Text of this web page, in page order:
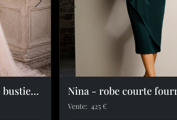
Image suivante
Agathe — robe de soirée bustier dentelle tulle strass
Image précédente
Vente: 425 €